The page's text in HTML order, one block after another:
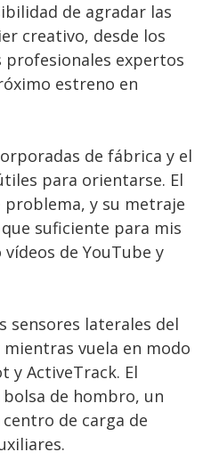
de agradar las
creativo, desde los
expertos
estreno en
de fábrica y el
para orientarse. El
problema, y su metraje
suficiente para mis
de YouTube y
sensores laterales del
vuela en modo
y ActiveTrack. El
de hombro, un
de carga de